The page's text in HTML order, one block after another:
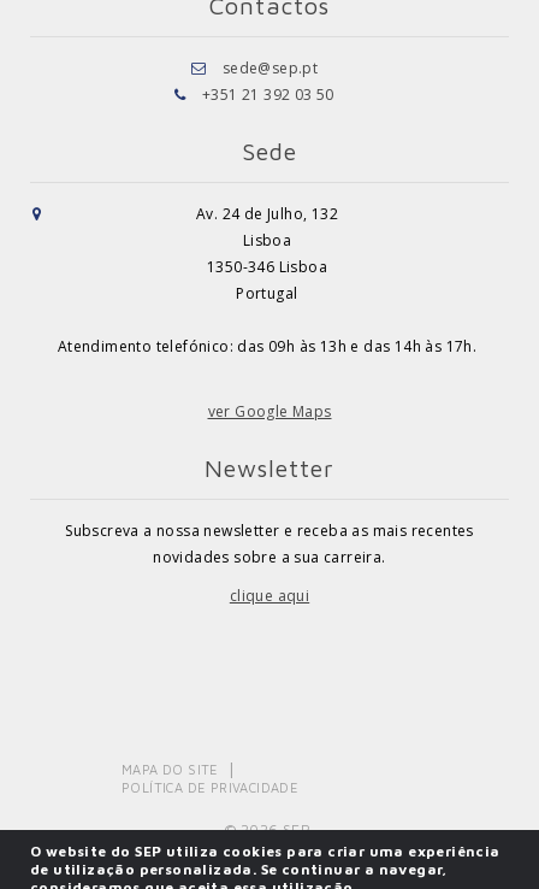
sede@sep.pt
+351 21 392 03 50
Sede
Av. 24 de Julho, 132
Lisboa
1350-346 Lisboa
Portugal
Atendimento telefónico: das 09h às 13h e das 14h às 17h.
ver Google Maps
Newsletter
Subscreva a nossa newsletter e receba as mais recentes
novidades sobre a sua carreira.
clique aqui
MAPA DO SITE
POLÍTICA DE PRIVACIDADE
© 2026 SEP.
O website do SEP utiliza cookies para criar uma experiência
de utilização personalizada. Se continuar a navegar,